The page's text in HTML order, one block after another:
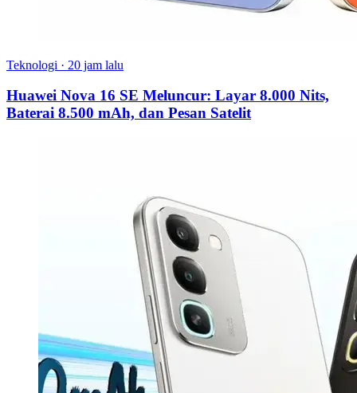
Teknologi · 20 jam lalu
Huawei Nova 16 SE Meluncur: Layar 8.000 Nits,
Baterai 8.500 mAh, dan Pesan Satelit